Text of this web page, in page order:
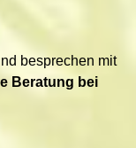
besprechen mit
Beratung bei